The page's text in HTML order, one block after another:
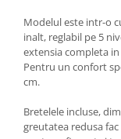
Telescopice
Accesorii foarfece
Topoare si
Fierastraie
Modelul este intr-o
inalt, reglabil pe 5
extensia completa
Pentru un confort
cm.
Bretelele incluse,
greutatea redusa